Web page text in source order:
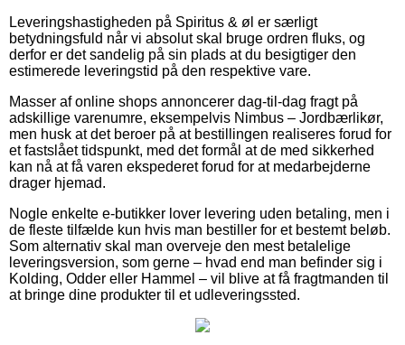
Leveringshastigheden på Spiritus & øl er særligt
betydningsfuld når vi absolut skal bruge ordren fluks, og
derfor er det sandelig på sin plads at du besigtiger den
estimerede leveringstid på den respektive vare.
Masser af online shops annoncerer dag-til-dag fragt på
adskillige varenumre, eksempelvis Nimbus – Jordbærlikør,
men husk at det beroer på at bestillingen realiseres forud for
et fastslået tidspunkt, med det formål at de med sikkerhed
kan nå at få varen ekspederet forud for at medarbejderne
drager hjemad.
Nogle enkelte e-butikker lover levering uden betaling, men i
de fleste tilfælde kun hvis man bestiller for et bestemt beløb.
Som alternativ skal man overveje den mest betalelige
leveringsversion, som gerne – hvad end man befinder sig i
Kolding, Odder eller Hammel – vil blive at få fragtmanden til
at bringe dine produkter til et udleveringssted.